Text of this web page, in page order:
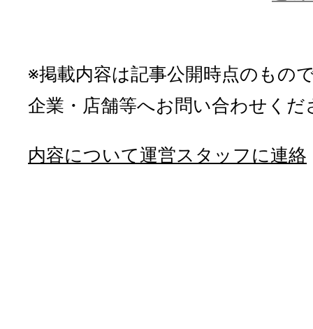
※掲載内容は記事公開時点のもの
企業・店舗等へお問い合わせくだ
内容について運営スタッフに連絡